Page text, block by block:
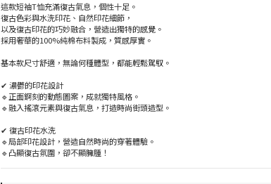
這款短袖T恤充滿復古氣息，個性十足。
復古色彩與水洗印花、自然印花細節，
以及復古印花的巧妙融合，營造出獨特的感覺。
採用奢華的100%純棉布料製成，質感厚實。
基本款尺寸舒適，無論何種體型，都能輕鬆駕馭。
✔ 濃鬱的印花設計
🔹正面錒刻的動態圖案，成就獨特風格。
🔹融入搖滾元素與復古氣息，打造時尚街頭造型。
✔ 復古印花水洗
🔹局部印花設計，營造自然時尚的穿著體驗。
🔹凸顯復古氛圍，卻不顯臃腫！